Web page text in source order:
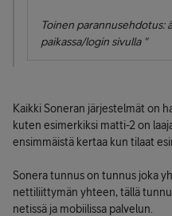
Toinen parannusehdotus:
paikassa/login sivulla "
Kaikki Soneran järjestelmät on
kuten esimerkiksi matti-2 on
ensimmäistä kertaa kun tilaat
Sonera tunnus on tunnus joka
nettiliittymän yhteen, tällä
netissä ja mobiilissa palvelun.